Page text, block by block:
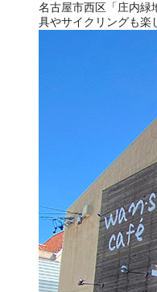
名古屋市西区「庄内緑
具やサイクリングも楽